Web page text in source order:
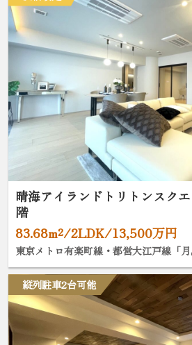
晴海アイランドトリトンスク
階
83.68m²/2LDK/13,500万円
東京メトロ有楽町線・都営大江戸線「
縦列駐車2台可能